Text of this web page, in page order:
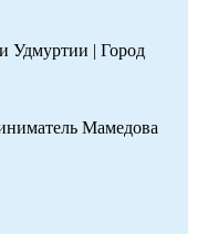
Удмуртии | Город
Мамедова